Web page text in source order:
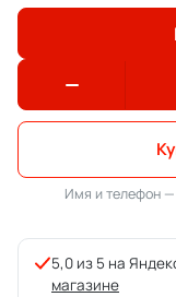
Имя и телефон —
5,0 из 5 на
магазине